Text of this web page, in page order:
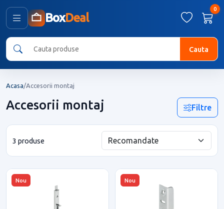
BoxDeal
0
Cauta
Acasa/Accesorii montaj
Accesorii montaj Filtre
3 produse
Nou Nou